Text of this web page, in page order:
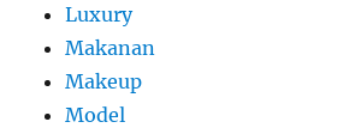
Luxury
Makanan
Makeup
Model